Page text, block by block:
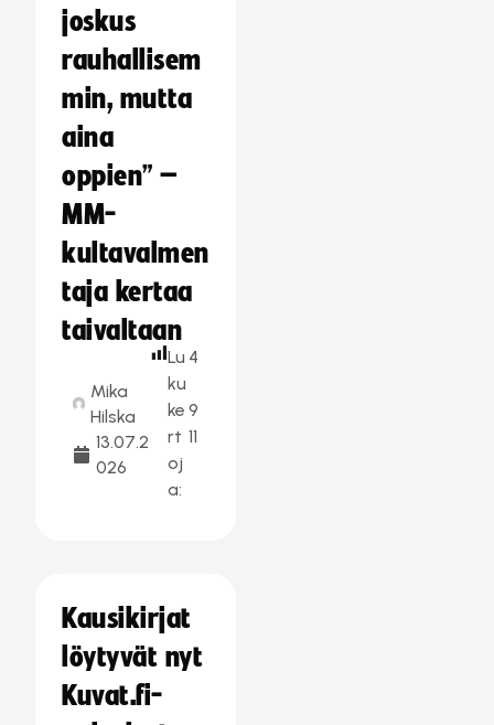
joskus
rauhallisem
min, mutta
aina
oppien” –
MM-
kultavalmen
taja kertaa
taivaltaan
Mika
Hilska
13.07.2
026
Lu
ku
ke
rt
oj
a:
4
9
11
Kausikirjat
löytyvät nyt
Kuvat.fi-